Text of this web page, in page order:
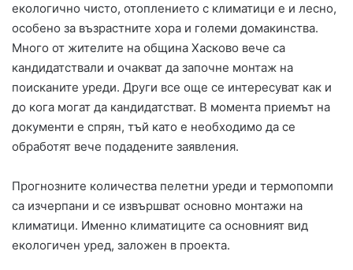
екологично чисто, отоплението с климатици е и лесно,
особено за възрастните хора и големи домакинства.
Много от жителите на община Хасково вече са
кандидатствали и очакват да започне монтаж на
поисканите уреди. Други все още се интересуват как и
до кога могат да кандидатстват. В момента приемът на
документи е спрян, тъй като е необходимо да се
обработят вече подадените заявления.
Прогнозните количества пелетни уреди и термопомпи
са изчерпани и се извършват основно монтажи на
климатици. Именно климатиците са основният вид
екологичен уред, заложен в проекта.